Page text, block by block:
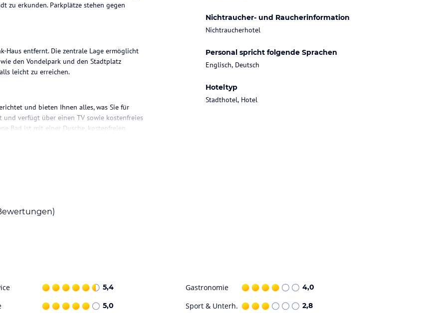
Nichtraucher- und Raucherinformation
Nichtraucherhotel
Personal spricht folgende Sprachen
Englisch, Deutsch
Hoteltyp
Stadthotel, Hotel
zu erkunden. Parkplätze stehen gegen
Haus entfernt. Die zentrale Lage ermöglicht
den Vondelpark und den Stadtplatz
leicht zu erreichen.
und bieten Ihnen alles, was Sie für
verfügt über einen TV sowie kostenfreies
Bad ist mit einer Dusche, kostenfreien
Sie können im Fitnessstudio
Gewähr. Bitte lies vor der Buchung die
5,4 Gastronomie 4,0
5,0 Sport & Unterh. 2,8